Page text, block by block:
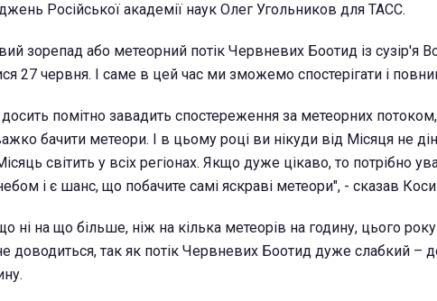
Російської академії наук Олег Угольников для ТАСС.
зорепад або метеорний потік Червневих Боотид із сузір'я
27 червня. І саме в цей час ми зможемо спостерігати і
помітно завадить спостереження за метеорних потоком,
бачити метеори. І в цьому році ви нікуди від Місяця не
світить у всіх регіонах. Якщо дуже цікаво, то потрібно
і є шанс, що побачите самі яскраві метеори", - сказав
ні на що більше, ніж на кілька метеорів на годину, цього року
доводиться, так як потік Червневих Боотид дуже слабкий –